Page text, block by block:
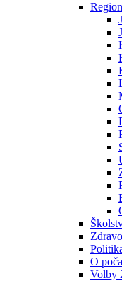
O
Volby